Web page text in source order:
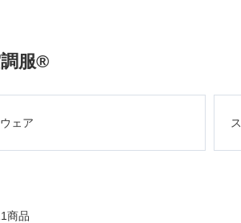
服®
ウェア
商品